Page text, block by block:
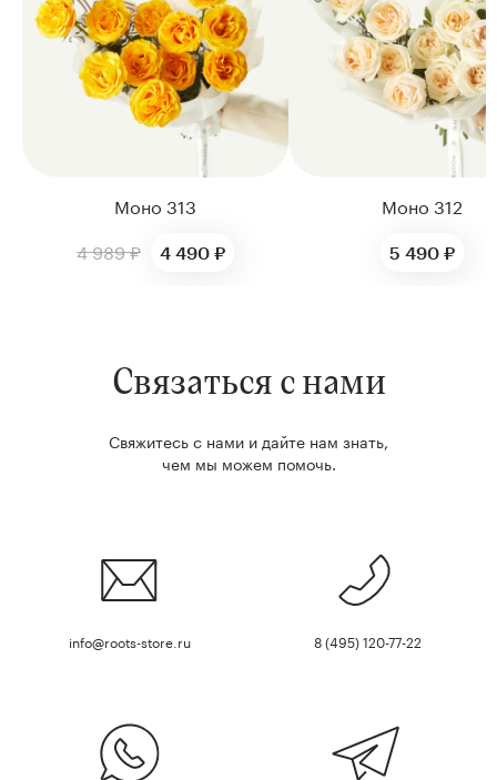
Моно 313
4 989 ₽
4 490 ₽
Моно 312
5 490 ₽
Связаться с нами
Свяжитесь с нами и дайте нам знать,
чем мы можем помочь.
info@roots-store.ru 8 (495) 120-77-22